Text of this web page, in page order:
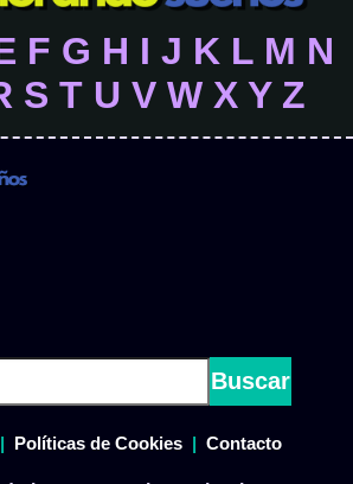
F G H I J K L M N
S T U V W X Y Z
Buscar
Políticas de Cookies| Contacto